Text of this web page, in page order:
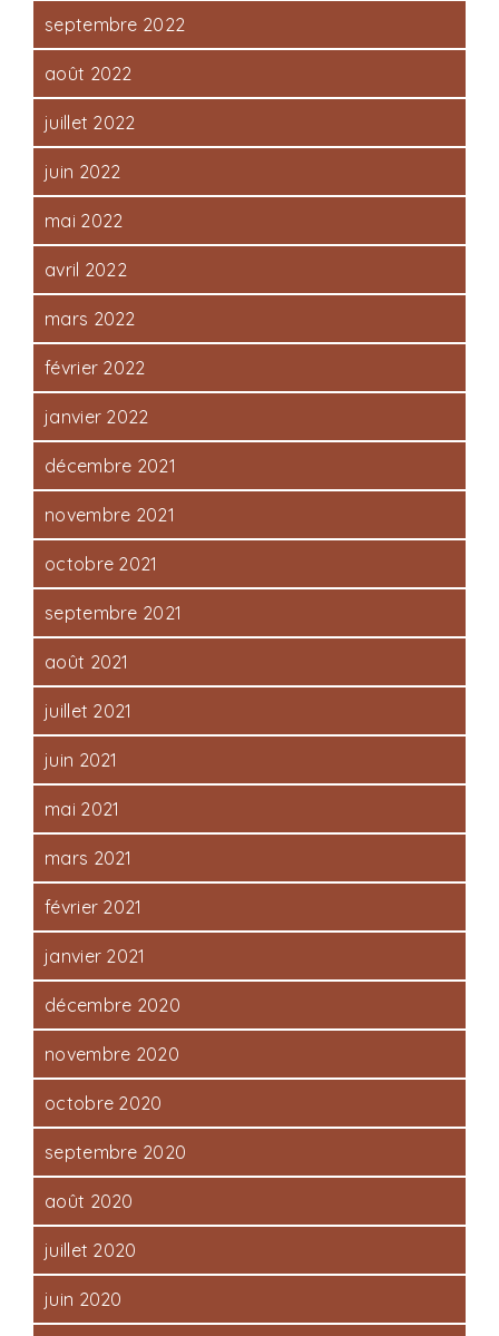
septembre 2022
août 2022
juillet 2022
juin 2022
mai 2022
avril 2022
mars 2022
février 2022
janvier 2022
décembre 2021
novembre 2021
octobre 2021
septembre 2021
août 2021
juillet 2021
juin 2021
mai 2021
mars 2021
février 2021
janvier 2021
décembre 2020
novembre 2020
octobre 2020
septembre 2020
août 2020
juillet 2020
juin 2020